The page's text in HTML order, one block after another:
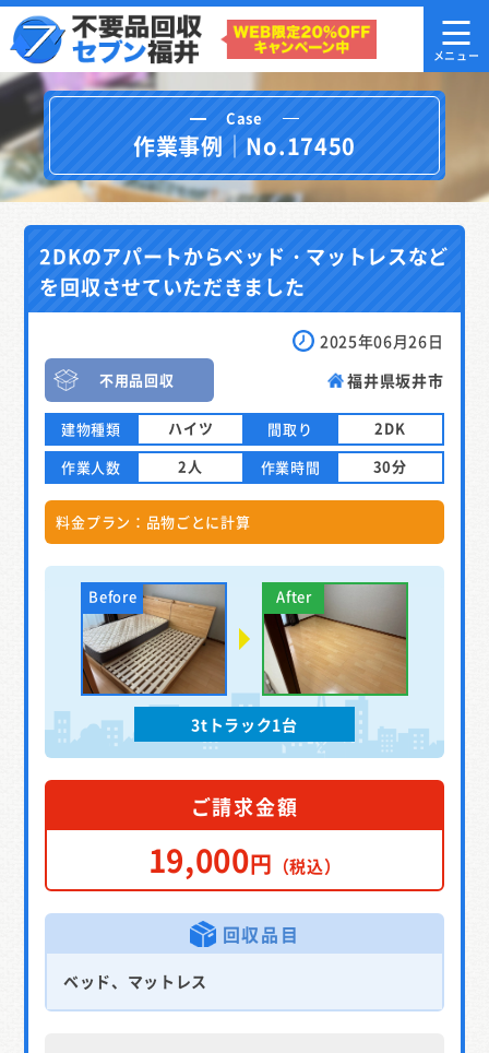
Case
作業事例｜No.17450
2DKのアパートからベッド・マットレスなど
を回収させていただきました
2025年06月26日
不用品回収 福井県坂井市
建物種類 ハイツ 間取り
2DK
作業人数
2人 作業時間 30分
料金プラン：品物ごとに計算
3tトラック1台
ご請求金額
19,000円 （税込）
回収品目
ベッド、マットレス